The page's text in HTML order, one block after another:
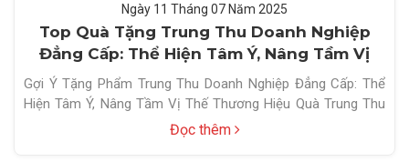
Ngày 11 Tháng 07 Năm 2025
Top Quà Tặng Trung Thu Doanh Nghiệp
Đẳng Cấp: Thể Hiện Tâm Ý, Nâng Tầm Vị
Thế Thương Hiệu
Gợi Ý Tặng Phẩm Trung Thu Doanh Nghiệp Đẳng Cấp: Thể
Hiện Tâm Ý, Nâng Tầm Vị Thế Thương Hiệu Quà Trung Thu
cho doanh nghiệp không chỉ là một nét đẹp truyền thống
Đọc thêm